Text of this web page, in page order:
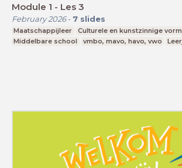
Module 1 - Les 3
February 2026- 7 slides
Maatschappijleer
Culturele en kunstzinnige
Middelbare school
vmbo, mavo, havo, vwo